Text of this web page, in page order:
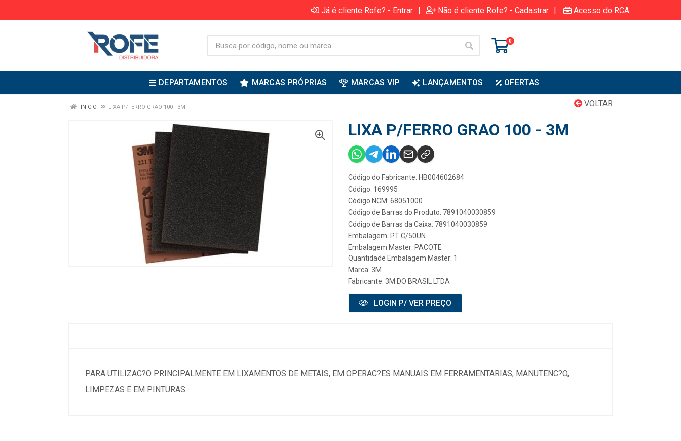
Já é cliente Rofe? - Entrar | Não é cliente Rofe? - Cadastrar | Acesso do RCA
0
DEPARTAMENTOS MARCAS PRÓPRIAS MARCAS VIP LANÇAMENTOS OFERTAS
VOLTAR
INÍCIO LIXA P/FERRO GRAO 100 - 3M
LIXA P/FERRO GRAO 100 - 3M
Código do Fabricante: HB004602684
Código: 169995
Código NCM: 68051000
Código de Barras do Produto: 7891040030859
Código de Barras da Caixa: 7891040030859
Embalagem: PT C/50UN
Embalagem Master: PACOTE
Quantidade Embalagem Master: 1
Marca: 3M
Fabricante: 3M DO BRASIL LTDA
LOGIN P/ VER PREÇO
PARA UTILIZAC?O PRINCIPALMENTE EM LIXAMENTOS DE METAIS, EM OPERAC?ES MANUAIS EM FERRAMENTARIAS, MANUTENC?O,
LIMPEZAS E EM PINTURAS.